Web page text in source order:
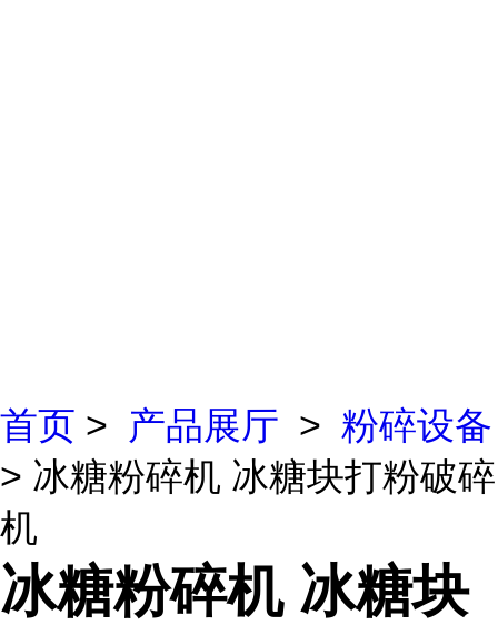
首页 > 产品展厅 > 粉碎设备
> 冰糖粉碎机 冰糖块打粉破碎
机
冰糖粉碎机 冰糖块